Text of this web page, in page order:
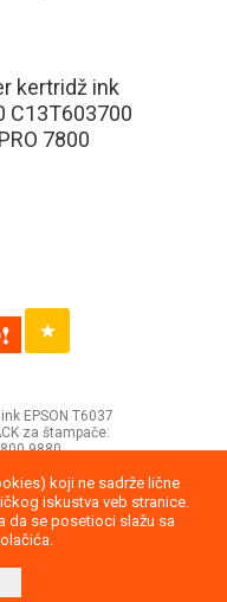
koji ne sadrže lične
iskustva veb stranice.
da se posetioci slažu sa
kertridž ink
C13T603700
7800
EPSON T6037
za štampače:
9880